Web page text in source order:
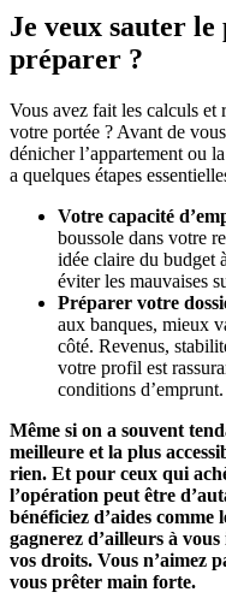
Je veux sauter le
préparer ?
Vous avez fait les calculs et
votre portée ? Avant de
dénicher l’appartement ou
a quelques étapes
Votre capacité
boussole dans votre
idée claire du budget
éviter les mauvaises
Préparer votre
aux banques, mieux
côté. Revenus,
votre profil est
conditions d’emprunt.
Même si on a souvent
meilleure et la plus
rien. Et pour ceux qui
l’opération peut être
bénéficiez d’aides comme
gagnerez d’ailleurs à
vos droits. Vous n’aimez
vous prêter main forte.